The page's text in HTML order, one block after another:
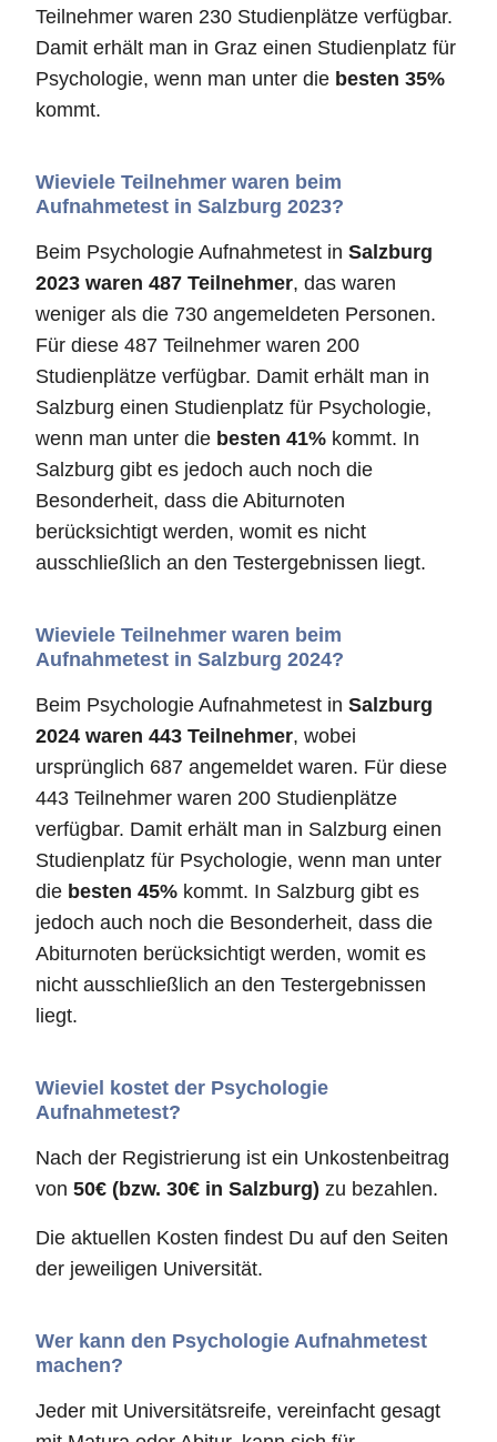
Teilnehmer waren 230 Studienplätze verfügbar.
Damit erhält man in Graz einen Studienplatz für
Psychologie, wenn man unter die besten 35%
kommt.
Wieviele Teilnehmer waren beim
Aufnahmetest in Salzburg 2023?
Beim Psychologie Aufnahmetest in Salzburg
2023 waren 487 Teilnehmer, das waren
weniger als die 730 angemeldeten Personen.
Für diese 487 Teilnehmer waren 200
Studienplätze verfügbar. Damit erhält man in
Salzburg einen Studienplatz für Psychologie,
wenn man unter die besten 41% kommt. In
Salzburg gibt es jedoch auch noch die
Besonderheit, dass die Abiturnoten
berücksichtigt werden, womit es nicht
ausschließlich an den Testergebnissen liegt.
Wieviele Teilnehmer waren beim
Aufnahmetest in Salzburg 2024?
Beim Psychologie Aufnahmetest in Salzburg
2024 waren 443 Teilnehmer, wobei
ursprünglich 687 angemeldet waren. Für diese
443 Teilnehmer waren 200 Studienplätze
verfügbar. Damit erhält man in Salzburg einen
Studienplatz für Psychologie, wenn man unter
die besten 45% kommt. In Salzburg gibt es
jedoch auch noch die Besonderheit, dass die
Abiturnoten berücksichtigt werden, womit es
nicht ausschließlich an den Testergebnissen
liegt.
Wieviel kostet der Psychologie
Aufnahmetest?
Nach der Registrierung ist ein Unkostenbeitrag
von 50€ (bzw. 30€ in Salzburg) zu bezahlen.
Die aktuellen Kosten findest Du auf den Seiten
der jeweiligen Universität.
Wer kann den Psychologie Aufnahmetest
machen?
Jeder mit Universitätsreife, vereinfacht gesagt